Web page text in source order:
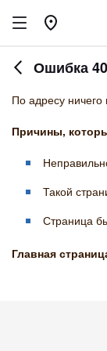
Ошибка
По адресу ничего
Причины,
Такой
Страница
Главная